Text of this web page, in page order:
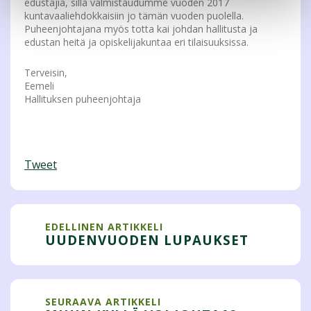
kuntavaaliehdokkaisiin jo tämän vuoden puolella.
Puheenjohtajana myös totta kai johdan hallitusta ja
edustan heitä ja opiskelijakuntaa eri tilaisuuksissa.
Terveisin,
Eemeli
Hallituksen puheenjohtaja
Tweet
EDELLINEN ARTIKKELI
UUDENVUODEN LUPAUKSET
SEURAAVA ARTIKKELI